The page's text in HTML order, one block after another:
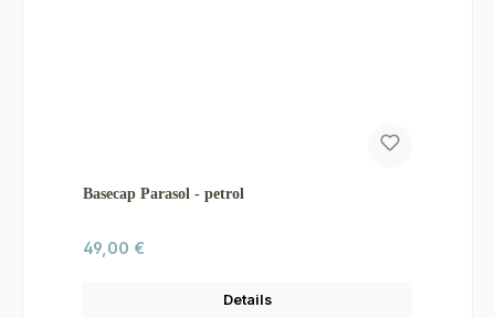
Basecap Parasol - petrol
Regulärer Preis:
49,00 €
Details